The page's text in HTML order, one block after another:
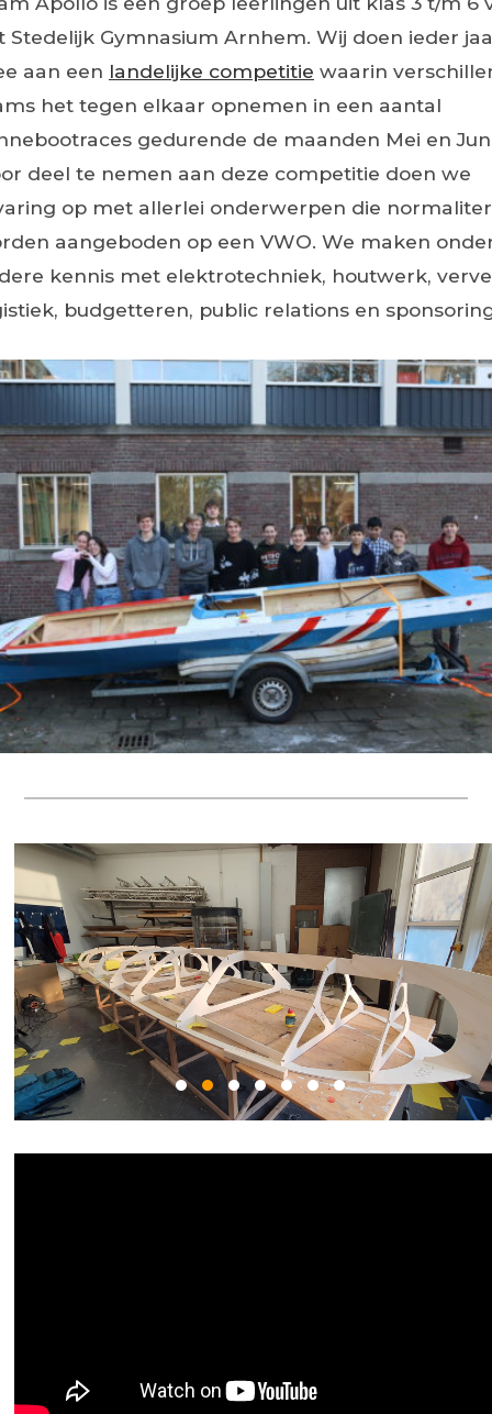
Stedelijk Gymnasium Arnhem. Wij doen ieder
aan een landelijke competitie waarin
het tegen elkaar opnemen in een aantal
gedurende de maanden Mei en
deel te nemen aan deze competitie doen we
op met allerlei onderwerpen die
aangeboden op een VWO. We maken
kennis met elektrotechniek, houtwerk,
budgetteren, public relations en